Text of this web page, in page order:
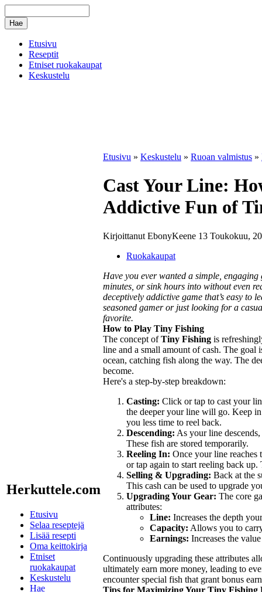
Etusivu
Reseptit
Etniset ruokakaupat
Keskustelu
Herkuttele.com
Etusivu
Selaa reseptejä
Lisää resepti
Oma keittokirja
Etniset
ruokakaupat
Keskustelu
Hae
Etusivu » Keskustelu » Ruoan valmistus »
Cast Your Line:
Addictive Fun of
Kirjoittanut EbonyKeene 13 Toukokuu,
Ruokakaupat
Have you ever wanted a simple,
minutes, or sink hours into without even
deceptively addictive game that’s easy to
seasoned gamer or just looking for a
favorite.
How to Play Tiny Fishing
The concept ofTiny Fishing is
line and a small amount of cash. The goal
ocean, catching fish along the way. The
become.
Here's a step-by-step breakdown:
Casting: Click or tap to cast your
the deeper your line will go. Keep
you less time to reel back.
Descending: As your line
These fish are stored temporarily.
Reeling In: Once your line
or tap again to start reeling back
Selling & Upgrading: Back at the
This cash can be used to upgrade
Upgrading Your Gear: The core
attributes:
Line: Increases the depth
Capacity: Allows you to
Earnings: Increases the
Continuously upgrading these attributes
ultimately earn more money, leading to
encounter special fish that grant bonus
Tips for Maximizing Your Tiny Fishing